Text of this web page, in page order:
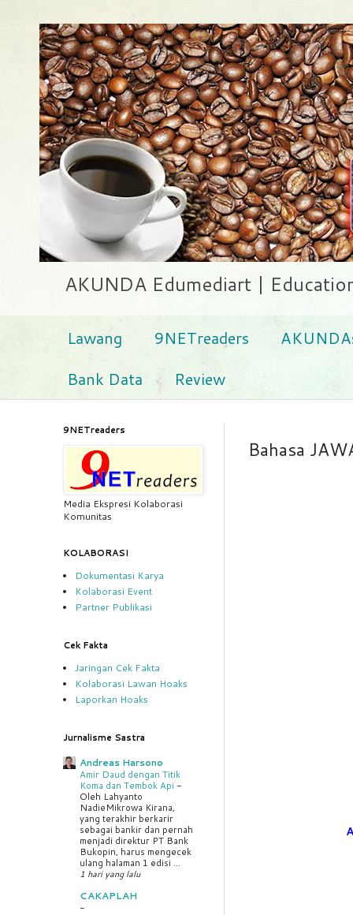
AKUNDA Edumediart |
Lawang 9NETreaders
Bank Data
Review
Bahasa
9NETreaders
Media Ekspresi Kolaborasi
Komunitas
KOLABORASI
Dokumentasi Karya
Kolaborasi Event
Partner Publikasi
Cek Fakta
Jaringan Cek Fakta
Kolaborasi Lawan Hoaks
Laporkan Hoaks
Jurnalisme Sastra
Andreas Harsono
Amir Daud dengan Titik
Koma dan Tembok Api -
Oleh Lahyanto
NadieMikrowa Kirana,
yang terakhir berkarir
sebagai bankir dan pernah
menjadi direktur PT Bank
Bukopin, harus mengecek
ulang halaman 1 edisi ...
1 hari yang lalu
CAKAPLAH
-